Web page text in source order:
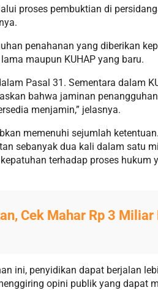
proses pembuktian di
penahanan yang diberikan
maupun KUHAP yang baru.
Pasal 31. Sementara dalam
bahwa jaminan
menjamin,” jelasnya.
memenuhi sejumlah
sebanyak dua kali dalam satu
terhadap proses hukum
Cek Mahar Rp 3 Miliar
ini, penyidikan dapat berjalan
opini publik yang dapat